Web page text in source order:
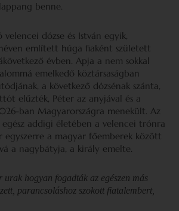
benne.
dózse és István egyik,
említett húga fiaként született
évben. Apja a nem sokkal
emelkedő köztársaságban
a következő dózsénak szánta,
elűzték, Péter az anyjával és a
ban Magyarországra menekült. Az
egész addigi életében a velencei trónra
egyszerre a magyar főemberek között
a nagybátyja, a király emelte.
urak hogyan fogadták az egészen más
parancsoláshoz szokott fiatalembert,